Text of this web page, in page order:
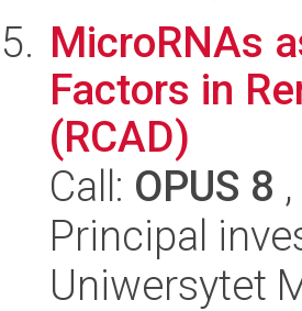
MicroRNAs
Factors in
(RCAD)
Call: OPUS 8
Principal
Uniwersytet